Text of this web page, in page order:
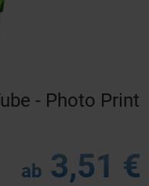
- Photo Print
ab 3,51 €